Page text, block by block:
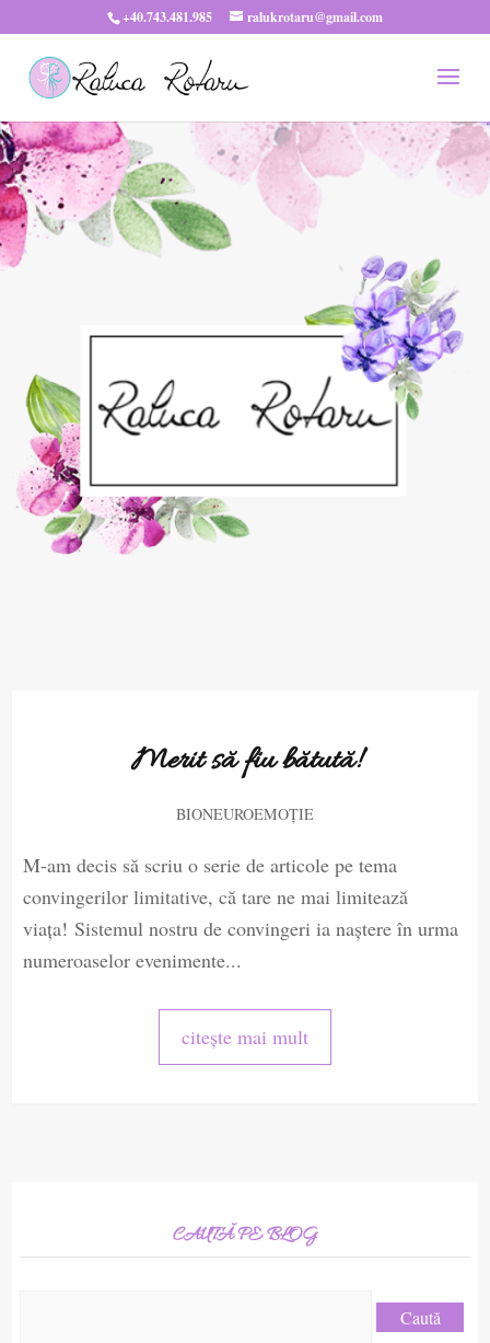
+40.743.481.985 ralukrotaru@gmail.com
Merit să fiu bătută!
BIONEUROEMOȚIE
M-am decis să scriu o serie de articole pe tema
convingerilor limitative, că tare ne mai limitează
viața! Sistemul nostru de convingeri ia naștere în urma
numeroaselor evenimente...
citește mai mult
CAUTĂ PE BLOG